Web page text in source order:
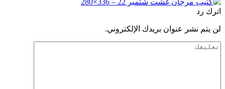
اترك رد
لن يتم نشر عنوان بريدك الإلكتروني.